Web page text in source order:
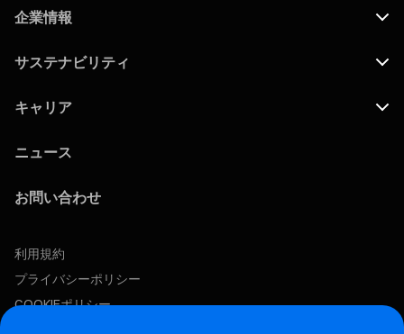
企業情報
サステナビリティ
キャリア
ニュース
お問い合わせ
利用規約
プライバシーポリシー
COOKIEポリシー